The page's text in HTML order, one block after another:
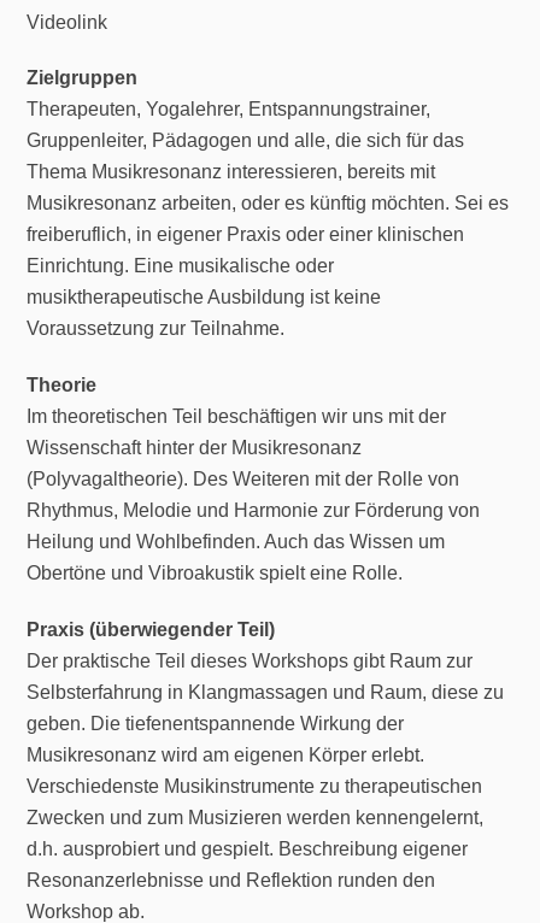
Videolink
Zielgruppen
Therapeuten, Yogalehrer, Entspannungstrainer,
Gruppenleiter, Pädagogen und alle, die sich für das
Thema Musikresonanz interessieren, bereits mit
Musikresonanz arbeiten, oder es künftig möchten. Sei es
freiberuflich, in eigener Praxis oder einer klinischen
Einrichtung. Eine musikalische oder
musiktherapeutische Ausbildung ist keine
Voraussetzung zur Teilnahme.
Theorie
Im theoretischen Teil beschäftigen wir uns mit der
Wissenschaft hinter der Musikresonanz
(Polyvagaltheorie). Des Weiteren mit der Rolle von
Rhythmus, Melodie und Harmonie zur Förderung von
Heilung und Wohlbefinden. Auch das Wissen um
Obertöne und Vibroakustik spielt eine Rolle.
Praxis (überwiegender Teil)
Der praktische Teil dieses Workshops gibt Raum zur
Selbsterfahrung in Klangmassagen und Raum, diese zu
geben. Die tiefenentspannende Wirkung der
Musikresonanz wird am eigenen Körper erlebt.
Verschiedenste Musikinstrumente zu therapeutischen
Zwecken und zum Musizieren werden kennengelernt,
d.h. ausprobiert und gespielt. Beschreibung eigener
Resonanzerlebnisse und Reflektion runden den
Workshop ab.